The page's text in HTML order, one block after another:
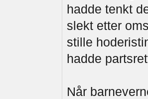
hadde tenkt
slekt etter
stille
hadde
Når